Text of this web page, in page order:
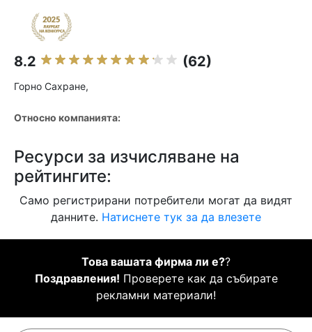
8.2 (62)
Горно Сахране,
Относно компанията:
Ресурси за изчисляване на
рейтингите:
Само регистрирани потребители могат да видят
данните. Натиснете тук за да влезете
Това вашата фирма ли е??
Поздравления! Проверете как да събирате
рекламни материали!